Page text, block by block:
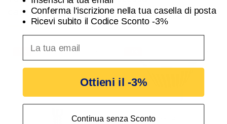
categoria:
Conferma l'iscrizione nella tua casella di posta
Ricevi subito il Codice Sconto -3%
Ottieni il -3%
Continua senza Sconto